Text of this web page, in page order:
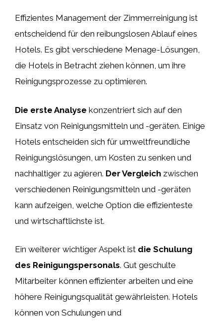
Effizientes Management der Zimmerreinigung ist
entscheidend für den reibungslosen Ablauf eines
Hotels. Es gibt verschiedene Menage-Lösungen,
die Hotels in Betracht ziehen können, um ihre
Reinigungsprozesse zu optimieren.
Die erste Analyse konzentriert sich auf den
Einsatz von Reinigungsmitteln und -geräten. Einige
Hotels entscheiden sich für umweltfreundliche
Reinigungslösungen, um Kosten zu senken und
nachhaltiger zu agieren. Der Vergleich zwischen
verschiedenen Reinigungsmitteln und -geräten
kann aufzeigen, welche Option die effizienteste
und wirtschaftlichste ist.
Ein weiterer wichtiger Aspekt ist die Schulung
des Reinigungspersonals. Gut geschulte
Mitarbeiter können effizienter arbeiten und eine
höhere Reinigungsqualität gewährleisten. Hotels
können von Schulungen und